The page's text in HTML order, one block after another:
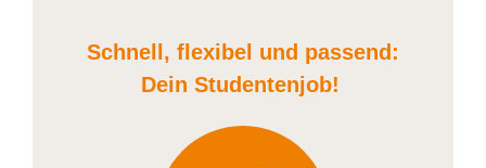
Schnell, flexibel und passend:
Dein Studentenjob!